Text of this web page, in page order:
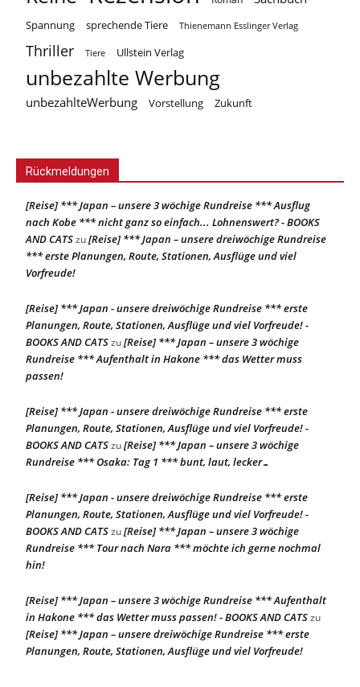
Spannung sprechende Tiere Thienemann Esslinger Verlag
Thriller Tiere Ullstein Verlag
unbezahlte Werbung
unbezahlteWerbung Vorstellung Zukunft
Rückmeldungen
[Reise] *** Japan – unsere 3 wöchige Rundreise *** Ausflug
nach Kobe *** nicht ganz so einfach... Lohnenswert? - BOOKS
AND CATSzu[Reise] *** Japan – unsere dreiwöchige Rundreise
*** erste Planungen, Route, Stationen, Ausflüge und viel
Vorfreude!
[Reise] *** Japan - unsere dreiwöchige Rundreise *** erste
Planungen, Route, Stationen, Ausflüge und viel Vorfreude! -
BOOKS AND CATSzu[Reise] *** Japan – unsere 3 wöchige
Rundreise *** Aufenthalt in Hakone *** das Wetter muss
passen!
[Reise] *** Japan - unsere dreiwöchige Rundreise *** erste
Planungen, Route, Stationen, Ausflüge und viel Vorfreude! -
BOOKS AND CATSzu[Reise] *** Japan – unsere 3 wöchige
Rundreise *** Osaka: Tag 1 *** bunt, laut, lecker…
[Reise] *** Japan - unsere dreiwöchige Rundreise *** erste
Planungen, Route, Stationen, Ausflüge und viel Vorfreude! -
BOOKS AND CATSzu[Reise] *** Japan – unsere 3 wöchige
Rundreise *** Tour nach Nara *** möchte ich gerne nochmal
hin!
[Reise] *** Japan – unsere 3 wöchige Rundreise *** Aufenthalt
in Hakone *** das Wetter muss passen! - BOOKS AND CATSzu
[Reise] *** Japan – unsere dreiwöchige Rundreise *** erste
Planungen, Route, Stationen, Ausflüge und viel Vorfreude!